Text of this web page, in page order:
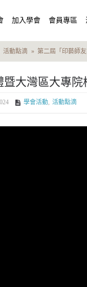
加入學會 會員專區
活動點滴 第二屆「印藝師
大灣區大專
學會活動, 活動點滴